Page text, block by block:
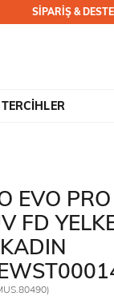
SİPARİŞ &
EVO PRO
FD